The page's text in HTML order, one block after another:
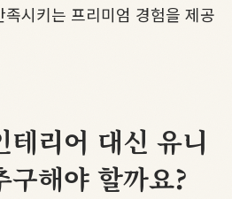
시키는 프리미엄 경험을 제공
리어 대신 유니
해야 할까요?